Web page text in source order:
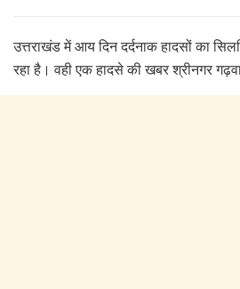
उत्तराखंड में आय दिन दर्दनाक हादसों का
रहा है। वही एक हादसे की खबर श्रीनगर